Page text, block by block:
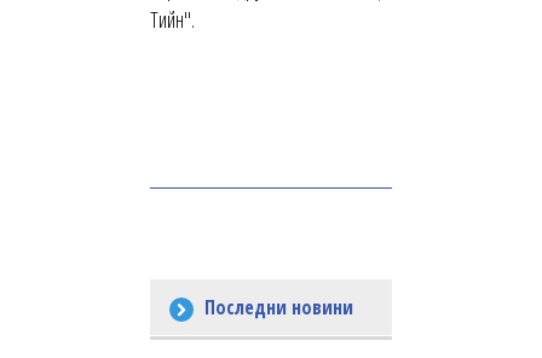
Тийн".
Последни новини